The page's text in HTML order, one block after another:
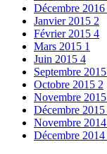
Décembre 2016
Janvier 2015 2
Février 2015 4
Mars 2015 1
Juin 2015 4
Septembre 2015
Octobre 2015 2
Novembre 2015
Décembre 2015
Novembre 2014
Décembre 2014